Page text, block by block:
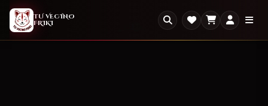
2X1 2x1 en todo el Outlet: llevate dos, paga uno.
×
TU VECINO
FRIKI